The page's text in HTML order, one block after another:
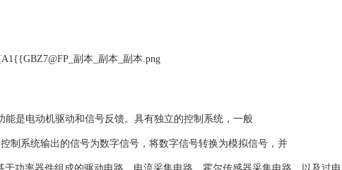
是电动机驱动和信号反馈。具有独立的控制系统，一般
制系统输出的信号为数字信号，将数字信号转换为模拟信号，并